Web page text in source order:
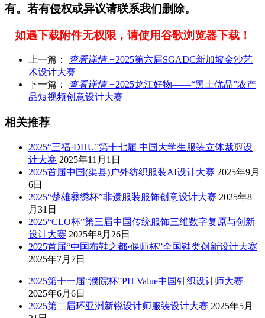
有。若有侵权或异议请联系我们删除。
如遇下载附件无权限，请使用谷歌浏览器下载！
上一篇： 查看详情 +2025第六届SGADC新加坡金沙艺
术设计大赛
下一篇：
查看详情 +2025龙江好物——“黑土优品”农产
品短视频创意设计大赛
相关推荐
2025“三福·DHU”第十七届 中国大学生服装立体裁剪设
计大赛 2025年11月1日
2025首届中国(渠县)户外纺织服装AI设计大赛 2025年9月
6日
2025“楚雄彝绣杯”非遗服装服饰创意设计大赛 2025年8
月31日
2025“CLO杯”第三届中国传统服饰三维数字复原与创新
设计大赛 2025年8月26日
2025首届“中国布鞋之都·偃师杯”全国鞋类创新设计大赛
2025年7月7日
2025第十一届“濮院杯”PH Value中国针织设计师大赛
2025年6月6日
2025第二届环亚洲新锐设计师服装设计大赛 2025年5月